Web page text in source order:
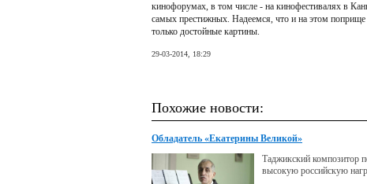
кинофорумах, в том числе - на кинофестивалях в
самых престижных. Надеемся, что и на этом
только достойные картины.
29-03-2014, 18:29
Похожие новости:
Обладатель «Екатерины Великой»
Таджикский композитор
высокую российскую